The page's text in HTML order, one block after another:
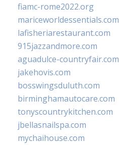
fiamc-rome2022.org
mariceworldessentials.com
lafisheriarestaurant.com
915jazzandmore.com
aguadulce-countryfair.com
jakehovis.com
bosswingsduluth.com
birminghamautocare.com
tonyscountrykitchen.com
jbellasnailspa.com
mychaihouse.com